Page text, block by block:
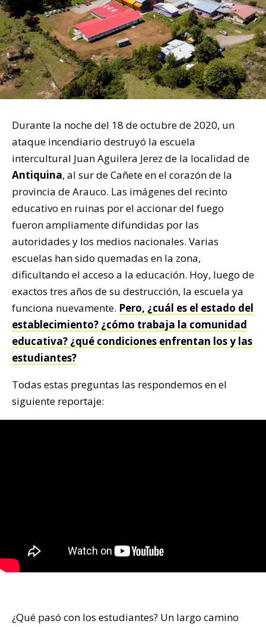
Durante la noche del 18 de octubre de 2020, un
ataque incendiario destruyó la escuela
intercultural Juan Aguilera Jerez de la localidad de
Antiquina, al sur de Cañete en el corazón de la
provincia de Arauco. Las imágenes del recinto
educativo en ruinas por el accionar del fuego
fueron ampliamente difundidas por las
autoridades y los medios nacionales. Varias
escuelas han sido quemadas en la zona,
dificultando el acceso a la educación. Hoy, luego de
exactos tres años de su destrucción, la escuela ya
funciona nuevamente. Pero, ¿cuál es el estado del
establecimiento? ¿cómo trabaja la comunidad
educativa? ¿qué condiciones enfrentan los y las
estudiantes?
Todas estas preguntas las respondemos en el
siguiente reportaje:
¿Qué pasó con los estudiantes? Un largo camino